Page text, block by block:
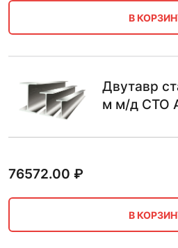
В
Двутавр
м м/д СТО
76572.00 ₽
В